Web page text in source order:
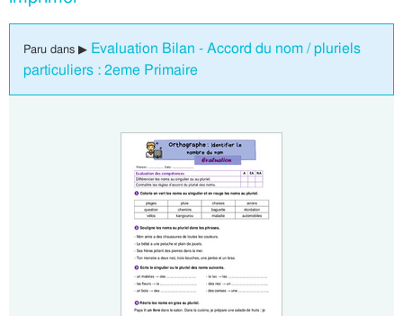
Paru dans ▶ Evaluation Bilan - Accord du nom / pluriels
particuliers : 2eme Primaire